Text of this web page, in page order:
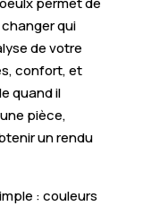
qui
de votre
confort, et
quand il
pièce,
un rendu
: couleurs